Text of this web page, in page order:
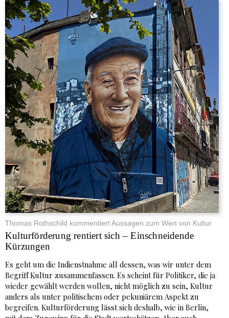
Thomas Rothschild kommentiert Aussagen zum Wert von Kultur
Kulturförderung rentiert sich – Einschneidende
Kürzungen
Es geht um die Indienstnahme all dessen, was wir unter dem
Begriff Kultur zusammenfassen. Es scheint für Politiker, die ja
wieder gewählt werden wollen, nicht möglich zu sein, Kultur
anders als unter politischem oder pekuniärem Aspekt zu
begreifen. Kulturförderung lässt sich deshalb, wie in Berlin,